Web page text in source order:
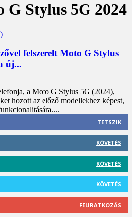
G Stylus 5G 2024
felszerelt Moto G Stylus
új...
a Moto G Stylus 5G (2024),
hozott az előző modellekhez képest,
TETSZIK
KÖVETÉS
KÖVETÉS
KÖVETÉS
FELIRATKOZÁS